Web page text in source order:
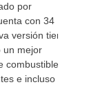
por
con 34
versión tiene
un mejor
combustible,
e incluso